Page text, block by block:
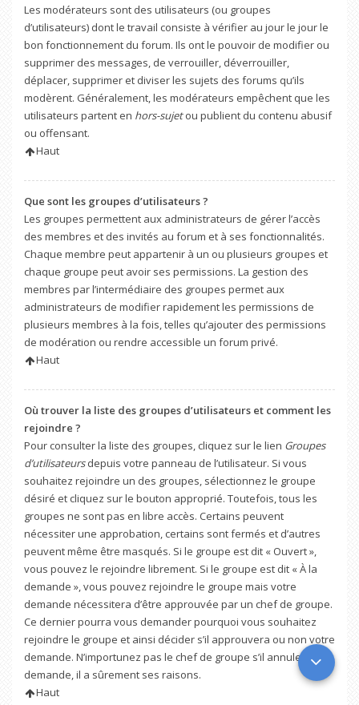
Les modérateurs sont des utilisateurs (ou groupes
d’utilisateurs) dont le travail consiste à vérifier au jour le jour le
bon fonctionnement du forum. Ils ont le pouvoir de modifier ou
supprimer des messages, de verrouiller, déverrouiller,
déplacer, supprimer et diviser les sujets des forums qu’ils
modèrent. Généralement, les modérateurs empêchent que les
utilisateurs partent en hors-sujetou publient du contenu abusif
ou offensant.
Haut
Que sont les groupes d’utilisateurs ?
Les groupes permettent aux administrateurs de gérer l’accès
des membres et des invités au forum et à ses fonctionnalités.
Chaque membre peut appartenir à un ou plusieurs groupes et
chaque groupe peut avoir ses permissions. La gestion des
membres par l’intermédiaire des groupes permet aux
administrateurs de modifier rapidement les permissions de
plusieurs membres à la fois, telles qu’ajouter des permissions
de modération ou rendre accessible un forum privé.
Haut
Où trouver la liste des groupes d’utilisateurs et comment les
rejoindre ?
Pour consulter la liste des groupes, cliquez sur le lien Groupes
d’utilisateursdepuis votre panneau de l’utilisateur. Si vous
souhaitez rejoindre un des groupes, sélectionnez le groupe
désiré et cliquez sur le bouton approprié. Toutefois, tous les
groupes ne sont pas en libre accès. Certains peuvent
nécessiter une approbation, certains sont fermés et d’autres
peuvent même être masqués. Si le groupe est dit « Ouvert »,
vous pouvez le rejoindre librement. Si le groupe est dit « À la
demande », vous pouvez rejoindre le groupe mais votre
demande nécessitera d’être approuvée par un chef de groupe.
Ce dernier pourra vous demander pourquoi vous souhaitez
rejoindre le groupe et ainsi décider s’il approuvera ou non votre
demande. N’importunez pas le chef de groupe s’il annule votre
demande, il a sûrement ses raisons.
Haut